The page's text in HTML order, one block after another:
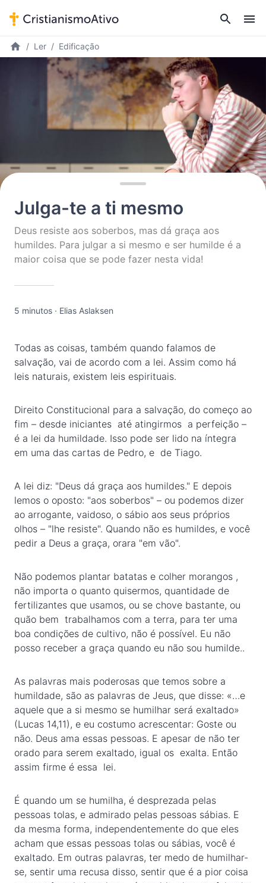
Ler Edificação
Julga-te a ti mesmo
Deus resiste aos soberbos, mas dá graça aos
humildes. Para julgar a si mesmo e ser humilde é a
maior coisa que se pode fazer nesta vida!
5 minutos · Elias Aslaksen
Todas as coisas, também quando falamos de
salvação, vai de acordo com a lei. Assim como há
leis naturais, existem leis espirituais.
Direito Constitucional para a salvação, do começo ao
fim – desde iniciantes até atingirmos a perfeição –
é a lei da humildade. Isso pode ser lido na íntegra
em uma das cartas de Pedro, e de Tiago.
A lei diz: "Deus dá graça aos humildes." E depois
lemos o oposto: "aos soberbos" – ou podemos dizer
ao arrogante, vaidoso, o sábio aos seus próprios
olhos – "lhe resiste". Quando não es humildes, e você
pedir a Deus a graça, orara "em vão".
Não podemos plantar batatas e colher morangos ,
não importa o quanto quisermos, quantidade de
fertilizantes que usamos, ou se chove bastante, ou
quão bem trabalhamos com a terra, para ter uma
boa condições de cultivo, não é possível. Eu não
posso receber a graça quando eu não sou humilde..
As palavras mais poderosas que temos sobre a
humildade, são as palavras de Jeus, que disse: «…e
aquele que a si mesmo se humilhar será exaltado»
(Lucas 14,11), e eu costumo acrescentar: Goste ou
não. Deus ama essas pessoas. E apesar de não ter
orado para serem exaltado, igual os exalta. Então
assim firme é essa lei.
É quando um se humilha, é desprezada pelas
pessoas tolas, e admirado pelas pessoas sábias. E
da mesma forma, independentemente do que eles
acham que essas pessoas tolas ou sábias, você é
exaltado. Em outras palavras, ter medo de humilhar-
se, sentir uma recusa disso, sentir que é a pior coisa